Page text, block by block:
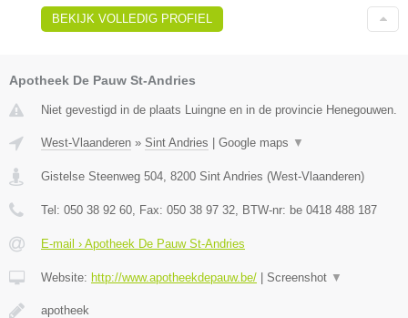
BEKIJK VOLLEDIG PROFIEL
Apotheek De Pauw St-Andries
Niet gevestigd in de plaats Luingne en in de provincie Henegouwen.
West-Vlaanderen » Sint Andries | Google maps ▼
Gistelse Steenweg 504 8200 Sint Andries (West-Vlaanderen)
Tel: 050 38 92 60 , Fax: 050 38 97 32 , BTW-nr: be 0418 488 187
E-mail › Apotheek De Pauw St-Andries
Website: http://www.apotheekdepauw.be/ | Screenshot ▼
apotheek